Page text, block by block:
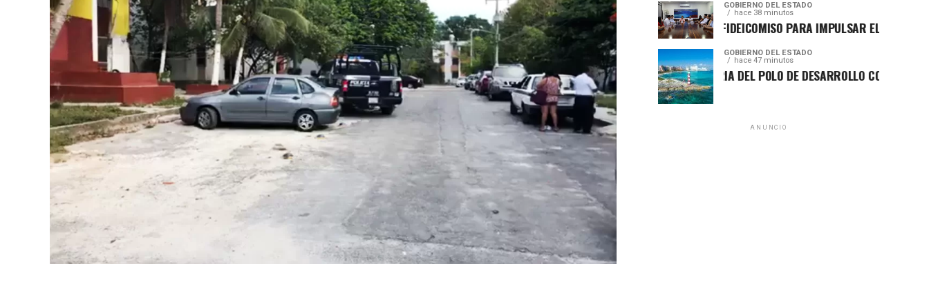
GOBIERNO DEL ESTADO
hace 38 minutos
ORMALIZAN FIDEICOMISO PARA IMPULSAR EL DESARROLLO
GOBIERNO DEL ESTADO
hace 47 minutos
DECLARATORIA DEL POLO DE DESARROLLO CONSOLIDA AL
ANUNCIO